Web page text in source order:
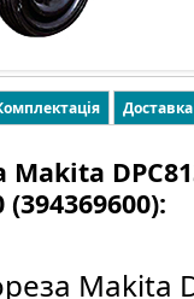
(394369600):
Makita